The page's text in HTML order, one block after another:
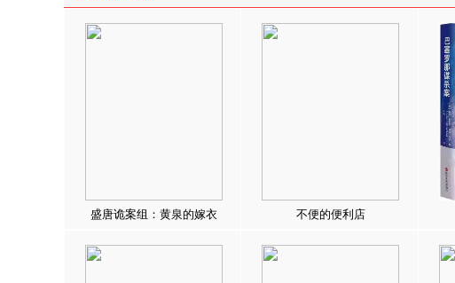
盛唐诡案组：黄泉的嫁衣 不便的便利店